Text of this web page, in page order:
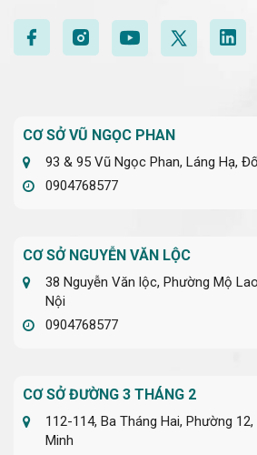
CƠ SỞ VŨ NGỌC PHAN
93 & 95 Vũ Ngọc Phan, Láng Hạ,
0904768577
CƠ SỞ NGUYỄN VĂN LỘC
38 Nguyễn Văn lộc, Phường Mộ
Nội
0904768577
CƠ SỞ ĐƯỜNG 3 THÁNG 2
112-114, Ba Tháng Hai, Phường 12,
Minh